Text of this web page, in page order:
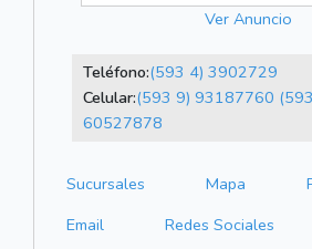
Ver Anuncio
Teléfono:(593 4) 3902729
Celular:(593 9) 93187760
60527878
Sucursales Mapa
Email
Redes Sociales